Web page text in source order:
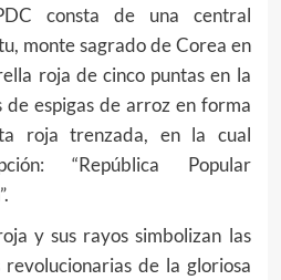
consta de una central
monte sagrado de Corea en
roja de cinco puntas en la
de espigas de arroz en forma
roja trenzada, en la cual
“República Popular
y sus rayos simbolizan las
de la gloriosa